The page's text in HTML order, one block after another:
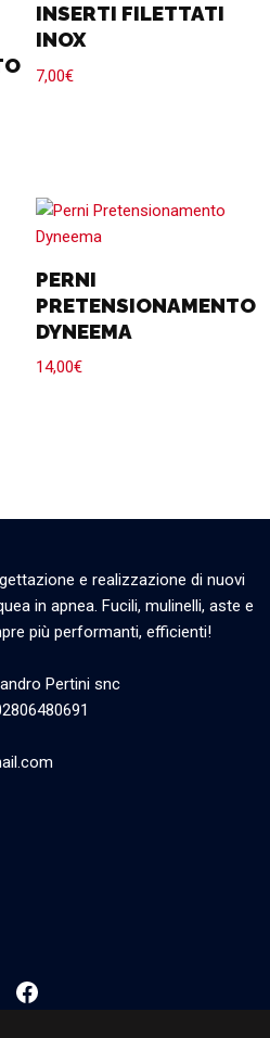
INSERTI FILETTATI
INOX
7,00€
PERNI
PRETENSIONAMENTO
DYNEEMA
14,00€
e realizzazione di nuovi
in apnea. Fucili, mulinelli, aste e
più performanti, efficienti!
Pertini snc